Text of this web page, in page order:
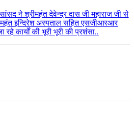
सांसद ने श्रीमहंत देवेन्द्र दास जी महाराज जी से
महंत इन्दिरेश अस्पताल सहित एसजीआरआर
रहे कार्यों की भूरी भूरी की प्रशंसा..